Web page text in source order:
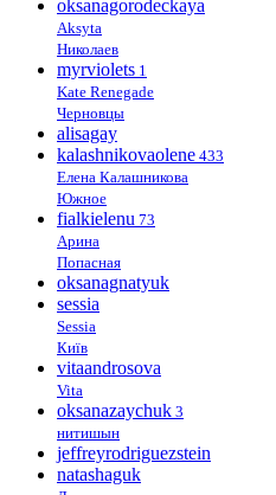
oksanagorodeckaya
Aksyta
Николаев
myrviolets 1
Kate Renegade
Черновцы
alisagay
kalashnikovaolene 433
Елена Калашникова
Южное
fialkielenu 73
Арина
Попасная
oksanagnatyuk
sessia
Sessia
Київ
vitaandrosova
Vita
oksanazaychuk 3
нитишын
jeffreyrodriguezstein
natashaguk